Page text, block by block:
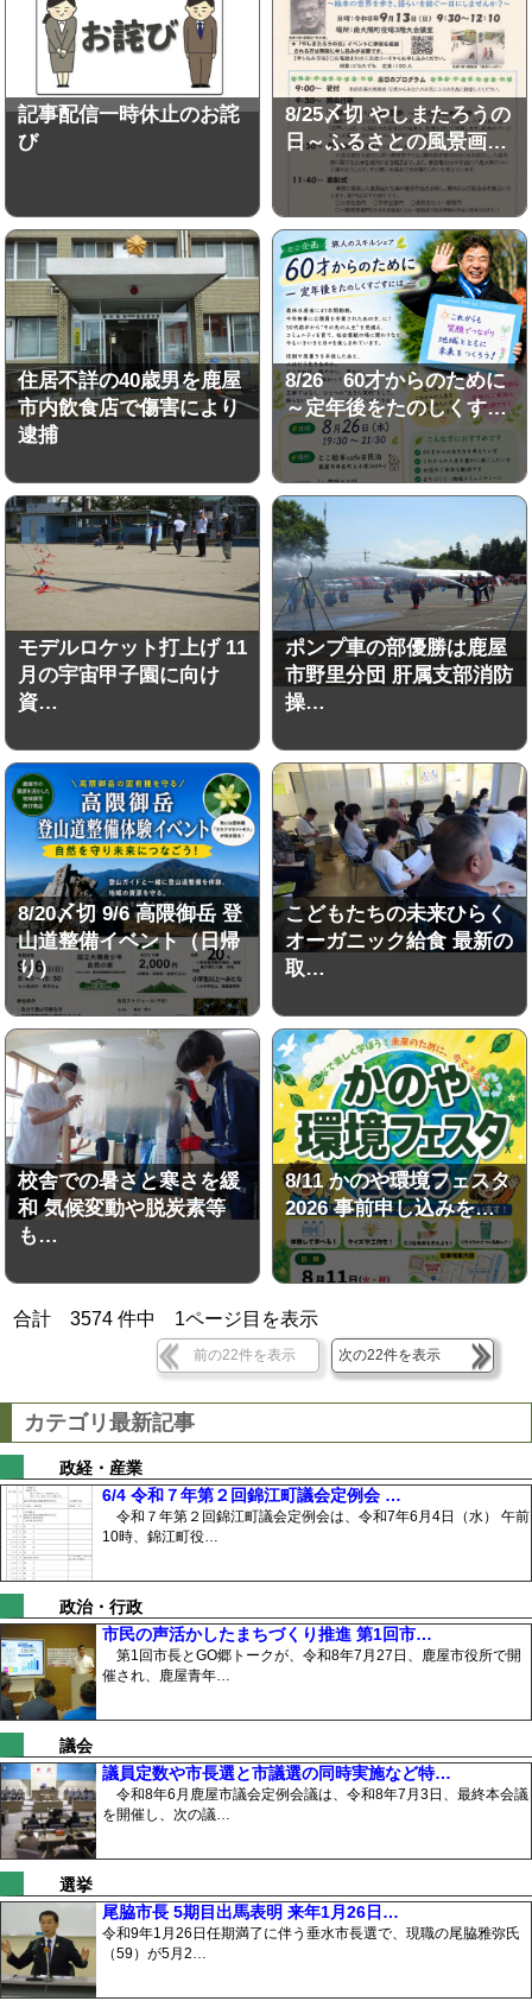
記事配信一時休止のお詫
び
8/25〆切 やしまたろうの
日～ふるさとの風景画…
住居不詳の40歳男を鹿屋
市内飲食店で傷害により
逮捕
8/26 60才からのために
～定年後をたのしくす…
モデルロケット打上げ 11
月の宇宙甲子園に向け
資…
ポンプ車の部優勝は鹿屋
市野里分団 肝属支部消防
操…
8/20〆切 9/6 高隈御岳 登
山道整備イベント（日帰
り）
こどもたちの未来ひらく
オーガニック給食 最新の
取…
校舎での暑さと寒さを緩
和 気候変動や脱炭素等
も…
8/11 かのや環境フェスタ
2026 事前申し込みを…
合計3574 件中 1ページ目を表示
前の22件を表示 次の22件を表示
カテゴリ最新記事
政経・産業
6/4 令和７年第２回錦江町議会定例会 …
令和７年第２回錦江町議会定例会は、令和7年6月4日（水） 午前
10時、錦江町役…
政治・行政
市民の声活かしたまちづくり推進 第1回市…
第1回市長とGO郷トークが、令和8年7月27日、鹿屋市役所で開
催され、鹿屋青年…
議会
議員定数や市長選と市議選の同時実施など特…
令和8年6月鹿屋市議会定例会議は、令和8年7月3日、最終本会議
を開催し、次の議…
選挙
尾脇市長 5期目出馬表明 来年1月26日…
令和9年1月26日任期満了に伴う垂水市長選で、現職の尾脇雅弥氏
（59）が5月2…